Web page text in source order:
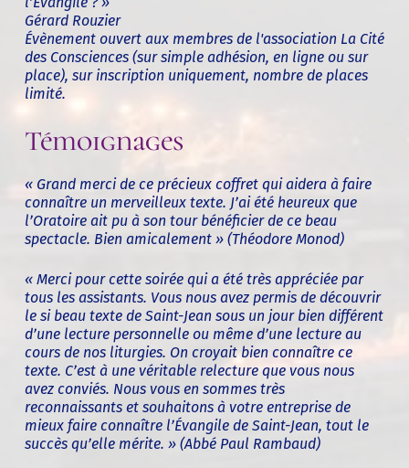
Gérard Rouzier
Évènement ouvert aux membres de l'association La Cité
des Consciences (sur simple adhésion, en ligne ou sur
place), sur inscription uniquement, nombre de places
limité.
Témoignages
« Grand merci de ce précieux coffret qui aidera à faire
connaître un merveilleux texte. J’ai été heureux que
l’Oratoire ait pu à son tour bénéficier de ce beau
spectacle. Bien amicalement » (Théodore Monod)
« Merci pour cette soirée qui a été très appréciée par
tous les assistants. Vous nous avez permis de découvrir
le si beau texte de Saint-Jean sous un jour bien différent
d’une lecture personnelle ou même d’une lecture au
cours de nos liturgies. On croyait bien connaître ce
texte. C’est à une véritable relecture que vous nous
avez conviés. Nous vous en sommes très
reconnaissants et souhaitons à votre entreprise de
mieux faire connaître l’Évangile de Saint-Jean, tout le
succès qu’elle mérite. » (Abbé Paul Rambaud)